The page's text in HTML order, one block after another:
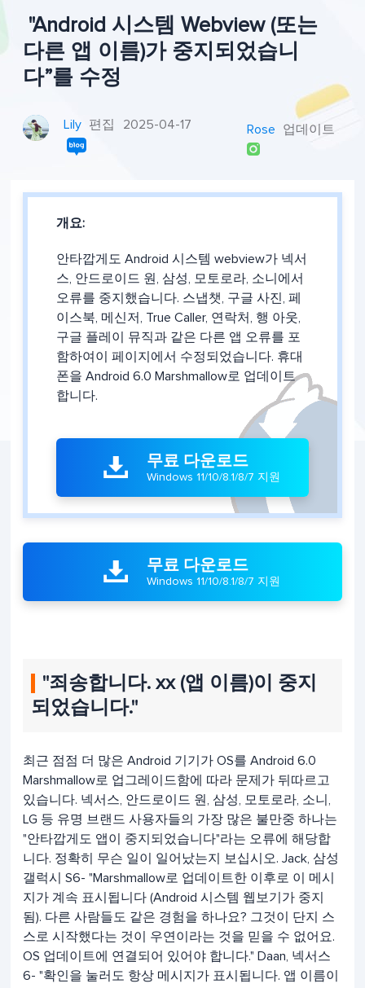
"Android 시스템 Webview (또는
다른 앱 이름)가 중지되었습니
다”를 수정
Lily 편집 2025-04-17 Rose
업데이트

개요:
안타깝게도 Android 시스템 webview가 넥서
스, 안드로이드 원, 삼성, 모토로라, 소니에서
오류를 중지했습니다. 스냅챗, 구글 사진, 페
이스북, 메신저, True Caller, 연락처, 행 아웃,
구글 플레이 뮤직과 같은 다른 앱 오류를 포
함하여이 페이지에서 수정되었습니다. 휴대
폰을 Android 6.0 Marshmallow로 업데이트
합니다.
 무료 다운로드
Windows 11/10/8.1/8/7 지원
 무료 다운로드
Windows 11/10/8.1/8/7 지원
"죄송합니다. xx (앱 이름)이 중지
되었습니다."
최근 점점 더 많은 Android 기기가 OS를 Android 6.0
Marshmallow로 업그레이드함에 따라 문제가 뒤따르고
있습니다. 넥서스, 안드로이드 원, 삼성, 모토로라, 소니,
LG 등 유명 브랜드 사용자들의 가장 많은 불만중 하나는
"안타깝게도 앱이 중지되었습니다"라는 오류에 해당합
니다. 정확히 무슨 일이 일어났는지 보십시오. Jack, 삼성
갤럭시 S6- "Marshmallow로 업데이트한 이후로 이 메시
지가 계속 표시됩니다 (Android 시스템 웹보기가 중지
됨). 다른 사람들도 같은 경험을 하나요? 그것이 단지 스
스로 시작했다는 것이 우연이라는 것을 믿을 수 없어요.
OS 업데이트에 연결되어 있어야 합니다." Daan, 넥서스
6- "확인을 눌러도 항상 메시지가 표시됩니다. 앱 이름이